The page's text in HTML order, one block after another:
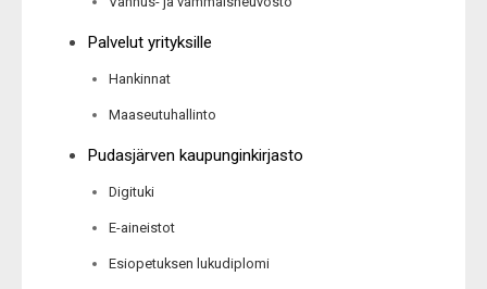
Palvelut yrityksille
Hankinnat
Maaseutuhallinto
Pudasjärven kaupunginkirjasto
Digituki
E-aineistot
Esiopetuksen lukudiplomi